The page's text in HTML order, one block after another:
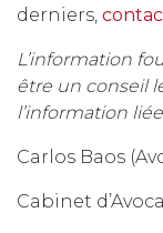
derniers,
L’information
être un conseil
l’information
Carlos Baos
Cabinet